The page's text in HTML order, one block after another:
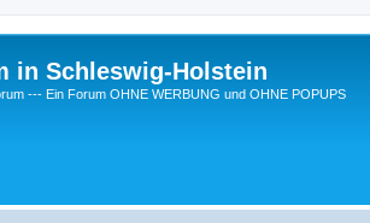
in Schleswig-Holstein
--- Ein Forum OHNE WERBUNG und OHNE POPUPS